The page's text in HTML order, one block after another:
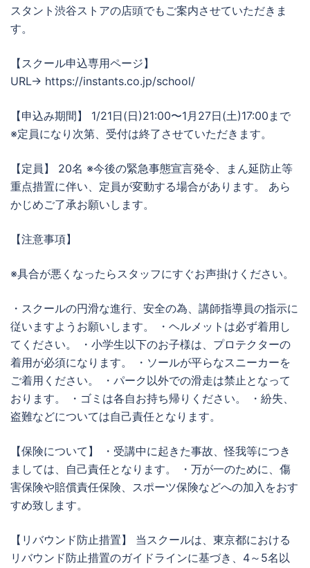
スタント渋谷ストアの店頭でもご案内させていただきま
す。
【スクール申込専用ページ】
URL→ https://instants.co.jp/school/
【申込み期間】 1/21日(日)21:00〜1月27日(土)17:00まで
※定員になり次第、受付は終了させていただきます。
【定員】 20名 ※今後の緊急事態宣言発令、まん延防止等
重点措置に伴い、定員が変動する場合があります。 あら
かじめご了承お願いします。
【注意事項】
※具合が悪くなったらスタッフにすぐお声掛けください。
・スクールの円滑な進行、安全の為、講師指導員の指示に
従いますようお願いします。 ・ヘルメットは必ず着用し
てください。 ・小学生以下のお子様は、プロテクターの
着用が必須になります。 ・ソールが平らなスニーカーを
ご着用ください。 ・パーク以外での滑走は禁止となって
おります。 ・ゴミは各自お持ち帰りください。 ・紛失、
盗難などについては自己責任となります。
【保険について】 ・受講中に起きた事故、怪我等につき
ましては、自己責任となります。 ・万が一のために、傷
害保険や賠償責任保険、スポーツ保険などへの加入をおす
すめ致します。
【リバウンド防止措置】 当スクールは、東京都における
リバウンド防止措置のガイドラインに基づき、4～5名以